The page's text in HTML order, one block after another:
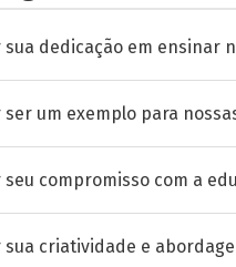
dedicação em ensinar
um exemplo para
compromisso com a
criatividade e